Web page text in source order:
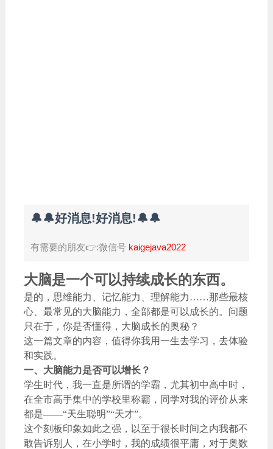
🔔🔔好消息!好消息!🔔🔔
有需要的朋友👉:微信号 kaigejava2022
大脑是一个可以持续成长的东西。
是的，思维能力、记忆能力、理解能力……那些最核
心、最常见的大脑能力，全部都是可以成长的。问题
只在于，你是否懂得，大脑成长的奥秘？
这一篇文章的内容，值得你我用一生去学习，去体验
和实践。
一、大脑能力是否可以增长？
学生时代，我一直是所谓的学霸，尤其初中高中时，
在全市高手集中的学校里称霸，同学对我的评价从来
都是——“天生聪明”“天才”。
这个刻板印象如此之强，以至于很长时间之内我都不
敢告诉别人，在小学时，我的成绩很平庸，对于奥数